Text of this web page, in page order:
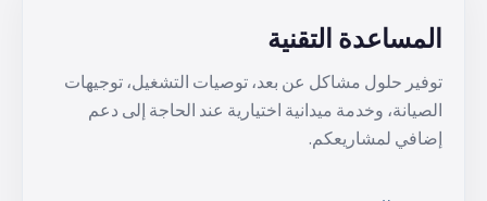
المساعدة التقنية
توفير حلول مشاكل عن بعد، توصيات التشغيل، توجيهات
الصيانة، وخدمة ميدانية اختيارية عند الحاجة إلى دعم
إضافي لمشاريعكم.